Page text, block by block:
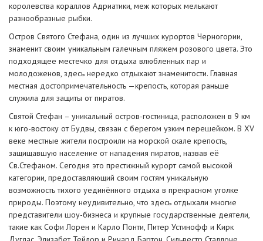
королевства кораллов Адриатики, меж которых мелькают
разнообразные рыбки.
Остров Святого Стефана, один из лучших курортов Черногории,
знаменит своим уникальным галечным пляжем розового цвета. Это
подходящее местечко для отдыха влюбленных пар и
молодоженов, здесь нередко отдыхают знаменитости. Главная
местная достопримечательность —крепость, которая раньше
служила для защиты от пиратов.
Святой Стефан – уникальный остров-гостиница, расположен в 9 км
к юго-востоку от Будвы, связан с берегом узким перешейком. В XV
веке местные жители построили на морской скале крепость,
защищавшую население от нападения пиратов, назвав её
Св.Стефаном. Сегодня это престижный курорт самой высокой
категории, предоставляющий своим гостям уникальную
возможность тихого уединённого отдыха в прекрасном уголке
природы. Поэтому неудивительно, что здесь отдыхали многие
представители шоу-бизнеса и крупные государственные деятели,
такие как Софи Лорен и Карло Понти, Питер Устинофф и Кирк